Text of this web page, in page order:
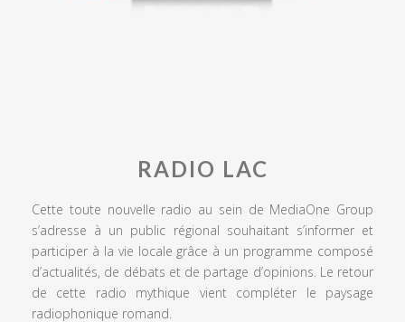
RADIO LAC
Cette toute nouvelle radio au sein de MediaOne Group
s’adresse à un public régional souhaitant s’informer et
participer à la vie locale grâce à un programme composé
d’actualités, de débats et de partage d’opinions. Le retour
de cette radio mythique vient compléter le paysage
radiophonique romand.